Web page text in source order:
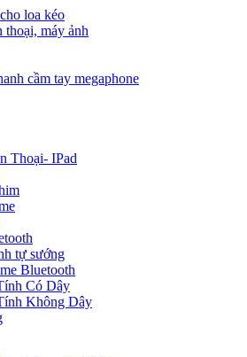
loa kéo
thoại, máy ảnh
cầm tay megaphone
Thoại- IPad
tự sướng
Bluetooth
Có Dây
Không Dây